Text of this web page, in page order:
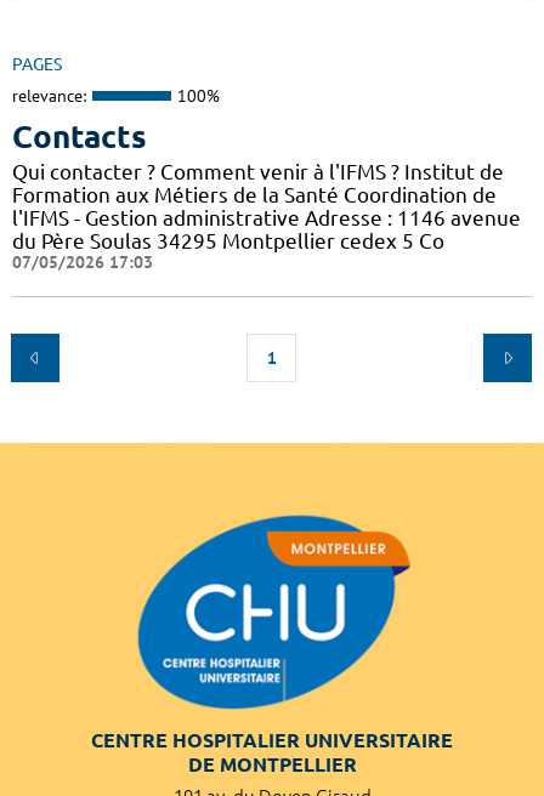
PAGES
relevance: 100%
Contacts
Qui contacter ? Comment venir à l'IFMS ? Institut de
Formation aux Métiers de la Santé Coordination de
l'IFMS - Gestion administrative Adresse : 1146 avenue
du Père Soulas 34295 Montpellier cedex 5 Co
07/05/2026 17:03
1
CENTRE HOSPITALIER UNIVERSITAIRE
DE MONTPELLIER